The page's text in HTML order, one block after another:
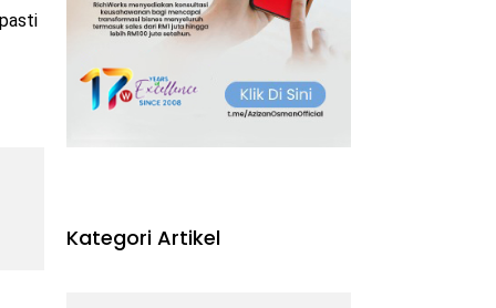
Kategori Artikel